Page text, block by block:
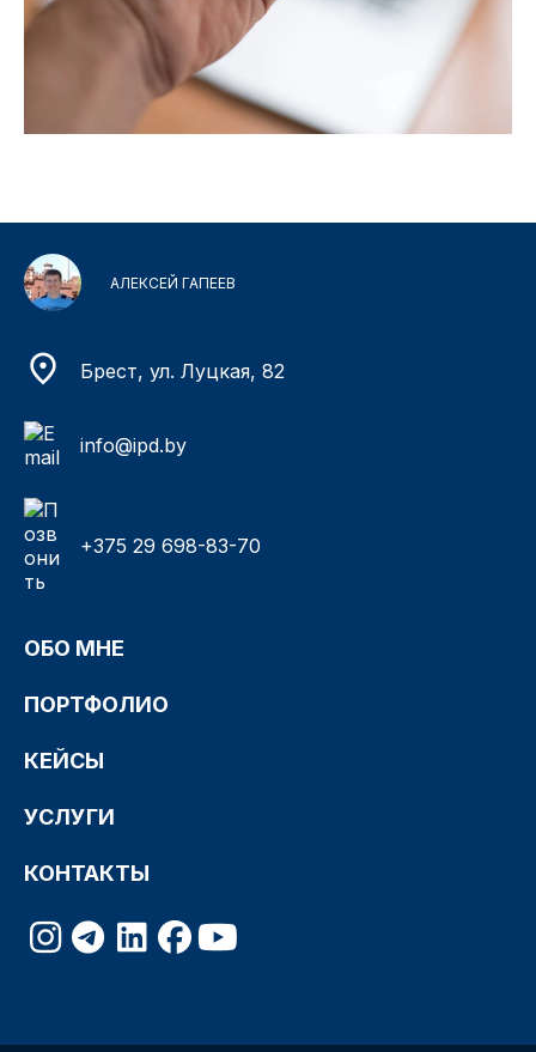
АЛЕКСЕЙ ГАПЕЕВ
Брест, ул. Луцкая, 82
info@ipd.by
+375 29 698-83-70
ОБО МНЕ
ПОРТФОЛИО
КЕЙСЫ
УСЛУГИ
КОНТАКТЫ